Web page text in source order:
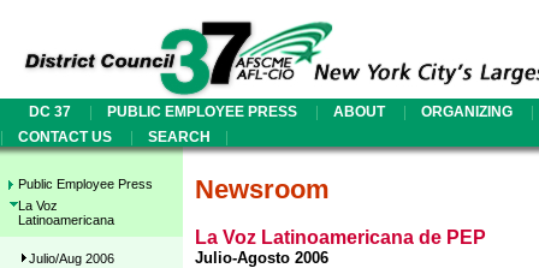
DC 37 | PUBLIC EMPLOYEE PRESS | ABOUT | ORGANIZING
|
|
CONTACT US | SEARCH |
Public Employee Press
La Voz
Latinoamericana
Julio/Aug 2006
Newsroom
La Voz Latinoamericana de PEP
Julio-Agosto 2006